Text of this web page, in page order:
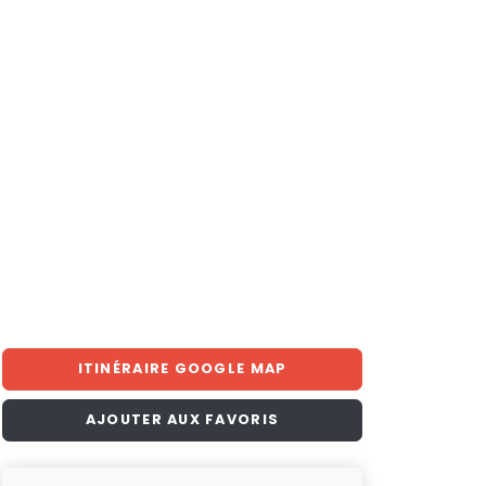
ITINÉRAIRE GOOGLE MAP
AJOUTER AUX FAVORIS